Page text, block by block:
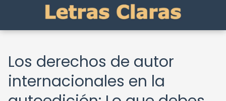
Los derechos de autor
internacionales en la